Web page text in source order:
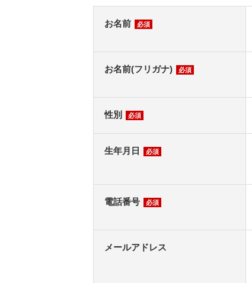
お名前 必須
お名前(フリガナ) 必須
性別 必須
生年月日 必須
電話番号 必須
メールアドレス